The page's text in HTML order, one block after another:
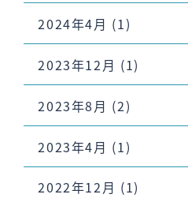
2024年4月 (1)
2023年12月 (1)
2023年8月 (2)
2023年4月 (1)
2022年12月 (1)